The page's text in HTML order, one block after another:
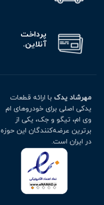
پرداخت
آنلاین.
مهرشاد یدک با ارائه قطعات
یدکی اصلی برای خودروهای ام
وی ام، تیگو و جک، یکی از
برترین عرضه‌کنندگان این حوزه
در ایران است.